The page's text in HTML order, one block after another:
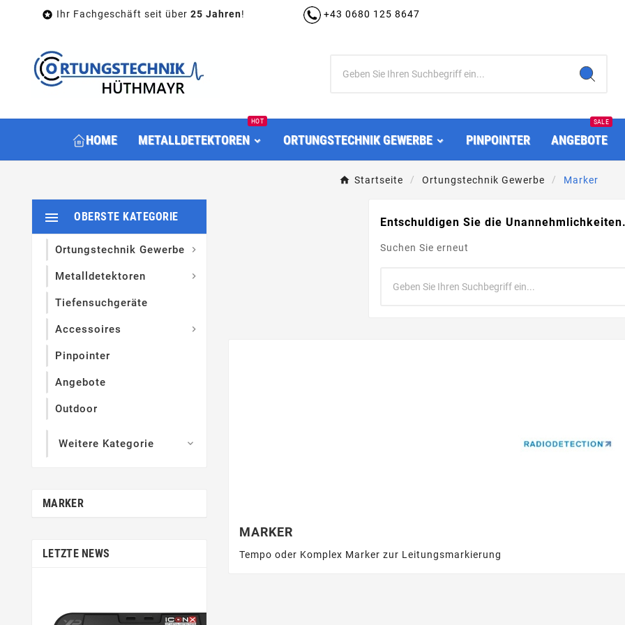
 Ihr Fachgeschäft seit über 25 Jahren! +43 0680 125 8647
HOME METALLDETEKTOREN
HOT
ORTUNGSTECHNIK GEWERBE PINPOINTER ANGEBOTE
SALE
Startseite Ortungstechnik Gewerbe Marker
OBERSTE KATEGORIE

Ortungstechnik Gewerbe 
Metalldetektoren 
Tiefensuchgeräte
Accessoires 
Pinpointer
Angebote
Outdoor
Weitere Kategorie 
MARKER
LETZTE NEWS
Entschuldigen Sie die Unannehmlichkeiten.
Suchen Sie erneut
MARKER
Tempo oder Komplex Marker zur Leitungsmarkierung